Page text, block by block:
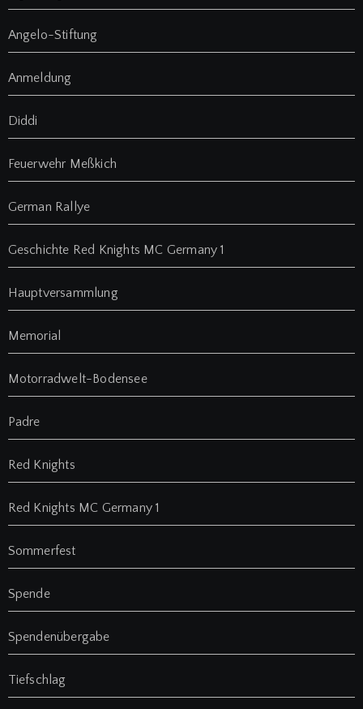
Angelo-Stiftung
Anmeldung
Diddi
Feuerwehr Meßkich
German Rallye
Geschichte Red Knights MC Germany 1
Hauptversammlung
Memorial
Motorradwelt-Bodensee
Padre
Red Knights
Red Knights MC Germany 1
Sommerfest
Spende
Spendenübergabe
Tiefschlag